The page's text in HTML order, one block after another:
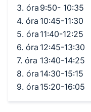
3. óra 9:50- 10:35
4. óra 10:45-11:30
5. óra 11:40-12:25
6. óra 12:45-13:30
7. óra 13:40-14:25
8. óra 14:30-15:15
9. óra 15:20-16:05